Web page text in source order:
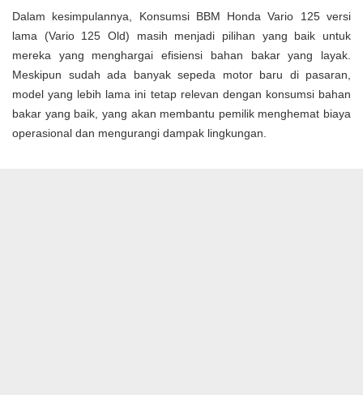
Dalam kesimpulannya, Konsumsi BBM Honda Vario 125 versi
lama (Vario 125 Old) masih menjadi pilihan yang baik untuk
mereka yang menghargai efisiensi bahan bakar yang layak.
Meskipun sudah ada banyak sepeda motor baru di pasaran,
model yang lebih lama ini tetap relevan dengan konsumsi bahan
bakar yang baik, yang akan membantu pemilik menghemat biaya
operasional dan mengurangi dampak lingkungan.